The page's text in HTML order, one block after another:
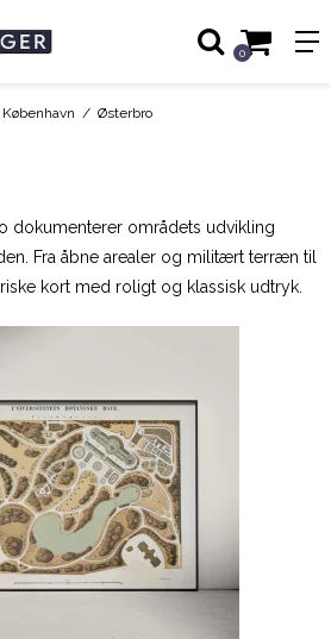
0
København / Østerbro
dokumenterer områdets udvikling
Fra åbne arealer og militært terræn til
kort med roligt og klassisk udtryk.